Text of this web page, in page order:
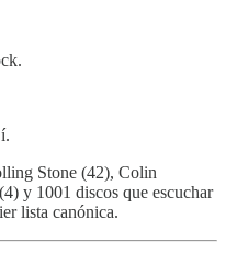
Stone (42), Colin
y 1001 discos que escuchar
lista canónica.